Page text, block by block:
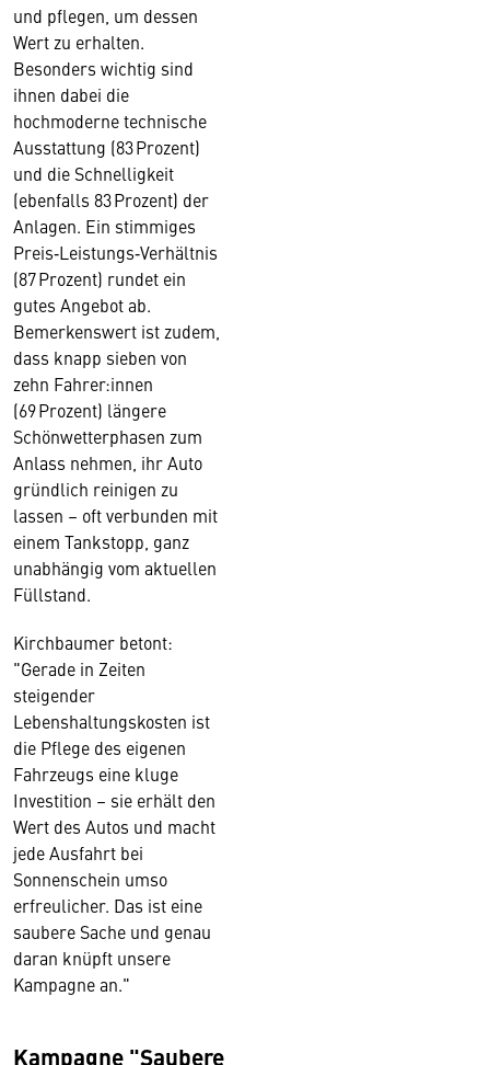
und pflegen, um dessen
Wert zu erhalten.
Besonders wichtig sind
ihnen dabei die
hochmoderne technische
Ausstattung (83 Prozent)
und die Schnelligkeit
(ebenfalls 83 Prozent) der
Anlagen. Ein stimmiges
Preis‑Leistungs‑Verhältnis
(87 Prozent) rundet ein
gutes Angebot ab.
Bemerkenswert ist zudem,
dass knapp sieben von
zehn Fahrer:innen
(69 Prozent) längere
Schönwetterphasen zum
Anlass nehmen, ihr Auto
gründlich reinigen zu
lassen – oft verbunden mit
einem Tankstopp, ganz
unabhängig vom aktuellen
Füllstand.
Kirchbaumer betont:
"Gerade in Zeiten
steigender
Lebenshaltungskosten ist
die Pflege des eigenen
Fahrzeugs eine kluge
Investition – sie erhält den
Wert des Autos und macht
jede Ausfahrt bei
Sonnenschein umso
erfreulicher. Das ist eine
saubere Sache und genau
daran knüpft unsere
Kampagne an."
Kampagne "Saubere